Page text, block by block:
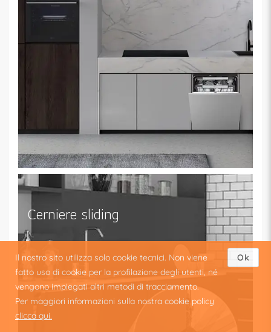
Cerniere sliding
Il nostro sito utilizza solo cookie tecnici. Non viene
fatto uso di cookie per la profilazione degli utenti, né
vengono impiegati altri metodi di tracciamento.
Per maggiori informazioni sulla nostra cookie policy
clicca qui.
Ok